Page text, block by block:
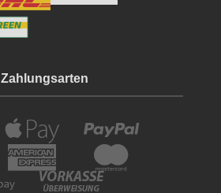
Zahlungsarten